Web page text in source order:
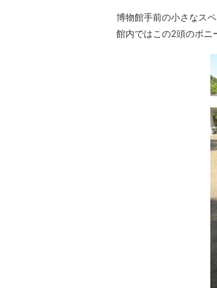
博物館手前の小さなス
館内ではこの2頭のポニ